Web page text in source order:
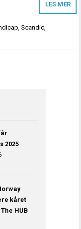
LES MER
,Scandic,
2025
kåret
HUB